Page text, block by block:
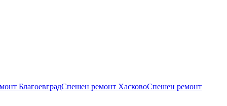
БлагоевградСпешен ремонт ХасковоСпешен ремонт